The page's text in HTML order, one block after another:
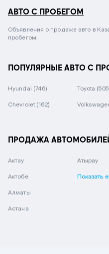
АВТО С ПРОБЕГОМ
Объявления о продаже авто в
пробегом.
ПОПУЛЯРНЫЕ АВТО С
Hyundai (746) Toyota
Chevrolet (162)
ПРОДАЖА
Актау
Актобе
Алматы
Астана
Атырау
Показать